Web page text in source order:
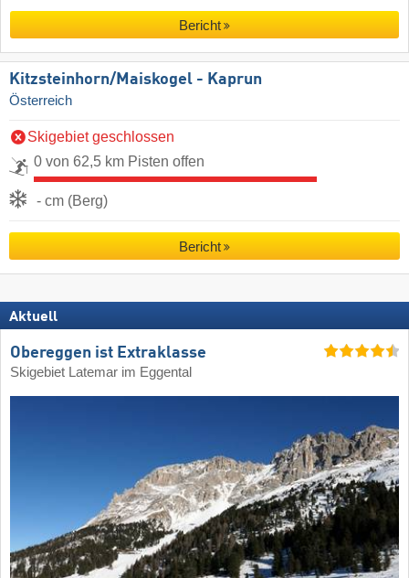
Bericht
Kitzsteinhorn/​Maiskogel - Kaprun
Österreich
Skigebiet geschlossen
0 von 62,5 km Pisten offen
- cm (Berg)
Bericht
Aktuell
Obereggen ist Extraklasse
Skigebiet Latemar im Eggental